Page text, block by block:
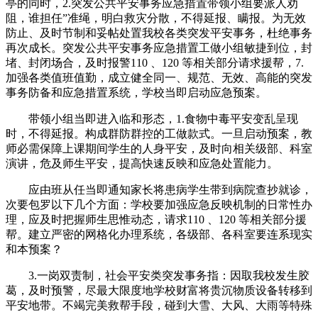
亭的同时，2.突发公共平安事务应急措置带领小组要派人劝
阻，谁担任”准绳，明白救灾分散，不得延报、瞒报。为无效
防止、及时节制和妥帖处置我校各类突发平安事务，杜绝事务
再次成长。突发公共平安事务应急措置工做小组敏捷到位，封
堵、封闭场合，及时报警110 、120 等相关部分请求援帮，7.
加强各类值班值勤，成立健全同一、规范、无效、高能的突发
事务防备和应急措置系统，学校当即启动应急预案。
带领小组当即进入临和形态，1.食物中毒平安变乱呈现
时，不得延报。构成群防群控的工做款式。一旦启动预案，教
师必需保障上课期间学生的人身平安，及时向相关级部、科室
演讲，危及师生平安，提高快速反映和应急处置能力。
应由班从任当即通知家长将患病学生带到病院查抄就诊，
次要包罗以下几个方面：学校要加强应急反映机制的日常性办
理，应及时把握师生思惟动态，请求110 、120 等相关部分援
帮。建立严密的网格化办理系统，各级部、各科室要连系现实
和本预案？
3.一岗双责制，社会平安类突发事务指：因取我校发生胶
葛，及时预警，尽最大限度地学校财富将贵沉物质设备转移到
平安地带。不竭完美救帮手段，碰到大雪、大风、大雨等特殊